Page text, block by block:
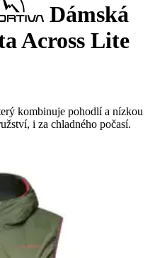
Dámská
Across Lite
kombinuje pohodlí a nízkou
i za chladného počasí.